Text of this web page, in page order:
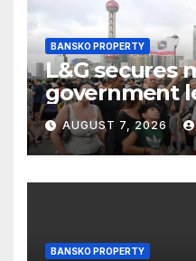
BANSKO PROPERTY
L&G secures
government
offices in
AUGUST 7, 2026
BANSKO PROPERTY